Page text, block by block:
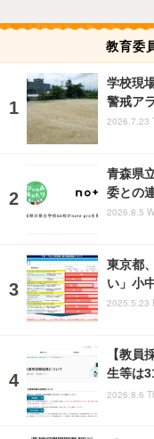
教育委
学校現
警戒ア
2026.7.23
青森県
委との
2026.8.5
東京都
い」小
2025.5.23
【教
生等は
2026.8.6